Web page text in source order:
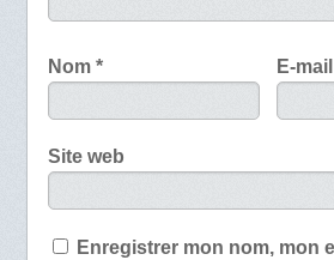
Nom * E-
Site web
Enregistrer mon nom, mon